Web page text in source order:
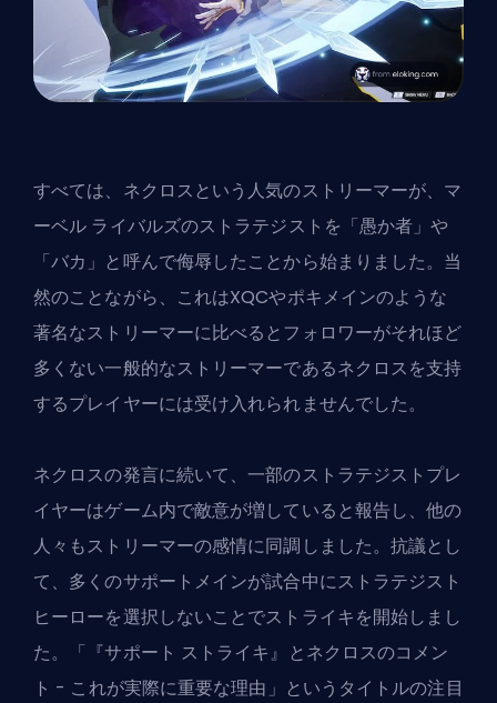
すべては、ネクロスという人気のストリーマーが、マ
ーベル ライバルズのストラテジストを「愚か者」や
「バカ」と呼んで侮辱したことから始まりました。当
然のことながら、これはXQCやポキメインのような
著名なストリーマーに比べるとフォロワーがそれほど
多くない一般的なストリーマーであるネクロスを支持
するプレイヤーには受け入れられませんでした。
ネクロスの発言に続いて、一部のストラテジストプレ
イヤーはゲーム内で敵意が増していると報告し、他の
人々もストリーマーの感情に同調しました。抗議とし
て、多くのサポートメインが試合中にストラテジスト
ヒーローを選択しないことでストライキを開始しまし
た。「『サポート ストライキ』とネクロスのコメン
ト - これが実際に重要な理由」というタイトルの注目